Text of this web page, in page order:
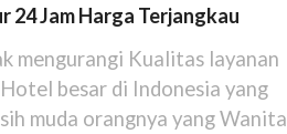
24 Jam Harga Terjangkau
mengurangi Kualitas layanan
besar di Indonesia yang
muda orangnya yang Wanita